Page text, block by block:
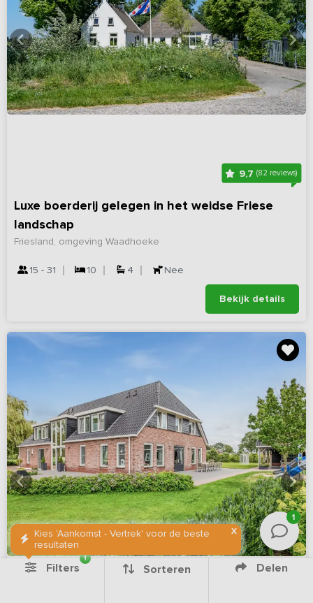
9,7(82 reviews)
Luxe boerderij gelegen in het weidse Friese
landschap
Friesland, omgeving Waadhoeke
15 - 31 10 4 Nee
Bekijk details
X
Kies 'Aankomst - Vertrek' voor de beste
resultaten
1
Filters
1
Sorteren Delen